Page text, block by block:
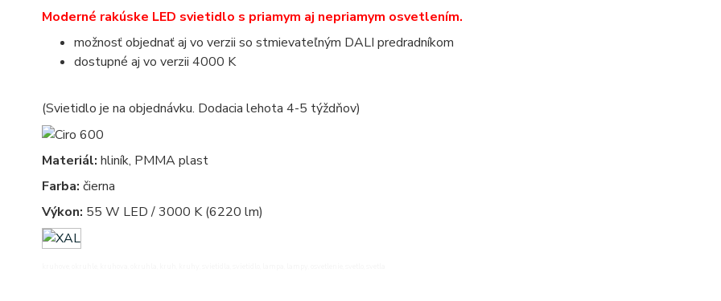
Moderné rakúske LED svietidlo s priamym aj nepriamym osvetlením.
možnosť objednať aj vo verzii so stmievateľným DALI predradníkom
dostupné aj vo verzii 4000 K
(Svietidlo je na objednávku. Dodacia lehota 4-5 týždňov)
Materiál: hliník, PMMA plast
Farba: čierna
Výkon: 55 W LED / 3000 K (6220 lm)